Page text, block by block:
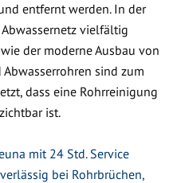
entfernt werden. In der
vielfältig
der moderne Ausbau von
sind zum
dass eine Rohrreinigung
ist.
mit 24 Std. Service
bei Rohrbrüchen,